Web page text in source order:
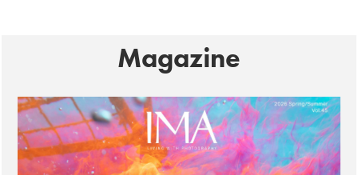
Magazine